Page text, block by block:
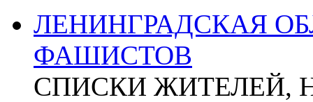
ЛЕНИНГРАДСКАЯ
ФАШИСТОВ
СПИСКИ ЖИТЕЛЕЙ,